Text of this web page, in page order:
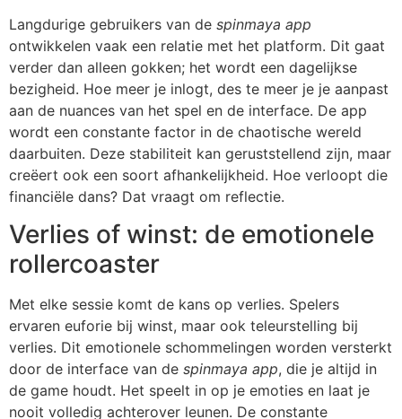
Langdurige gebruikers van de spinmaya app
ontwikkelen vaak een relatie met het platform. Dit gaat
verder dan alleen gokken; het wordt een dagelijkse
bezigheid. Hoe meer je inlogt, des te meer je je aanpast
aan de nuances van het spel en de interface. De app
wordt een constante factor in de chaotische wereld
daarbuiten. Deze stabiliteit kan geruststellend zijn, maar
creëert ook een soort afhankelijkheid. Hoe verloopt die
financiële dans? Dat vraagt om reflectie.
Verlies of winst: de emotionele
rollercoaster
Met elke sessie komt de kans op verlies. Spelers
ervaren euforie bij winst, maar ook teleurstelling bij
verlies. Dit emotionele schommelingen worden versterkt
door de interface van de spinmaya app, die je altijd in
de game houdt. Het speelt in op je emoties en laat je
nooit volledig achterover leunen. De constante